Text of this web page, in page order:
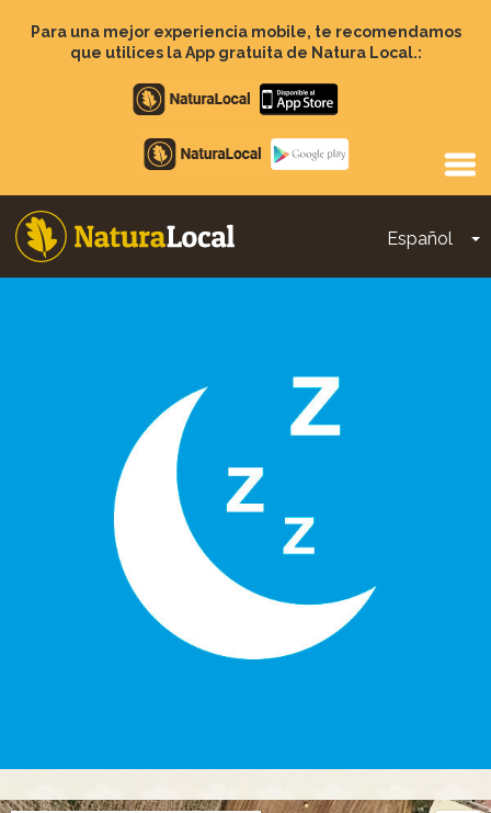
contenido
Para una mejor experiencia mobile, te recomendamos
que utilices la App gratuita de Natura Local.:
Apple
store
Google
Play
Español
Main